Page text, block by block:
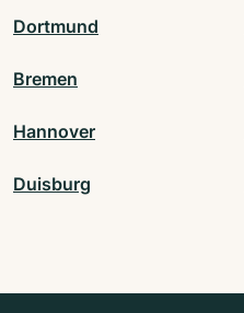
Dortmund
Bremen
Hannover
Duisburg